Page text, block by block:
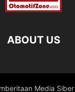
ABOUT US
Media Siber